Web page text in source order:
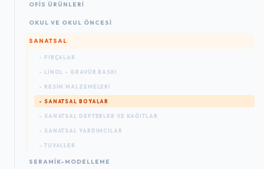
OFIS ÜRÜNLERI
OKUL VE OKUL ÖNCESİ
SANATSAL
- FIRÇALAR
- LINOL - GRAVÜR BASKI
- RESIM MALZEMELERI
- SANATSAL BOYALAR
- SANATSAL DEFTERLER VE KAĞITLAR
- SANATSAL YARDIMCILAR
- TUVALLER
SERAMİK-MODELLEME